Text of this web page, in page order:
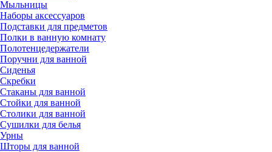
Мыльницы
Наборы аксессуаров
Подставки для предметов
Полки в ванную комнату
Полотенцедержатели
Поручни для ванной
Сиденья
Скребки
Стаканы для ванной
Стойки для ванной
Столики для ванной
Сушилки для белья
Урны
Шторы для ванной